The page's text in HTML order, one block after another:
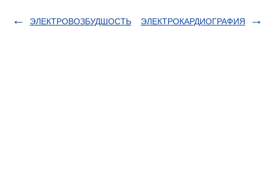
ЭЛЕКТРОВОЗБУДШОСТЬ ЭЛЕКТРОКАРДИОГРАФИЯ